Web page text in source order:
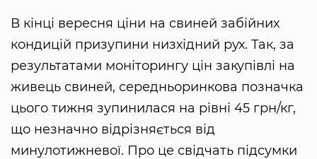
В кінці вересня ціни на свиней забійних
кондицій призупини низхідний рух. Так, за
результатами моніторингу цін закупівлі на
живець свиней, середньоринкова позначка
цього тижня зупинилася на рівні 45 грн/кг,
що незначно відрізняється від
минулотижневої. Про це свідчать підсумки